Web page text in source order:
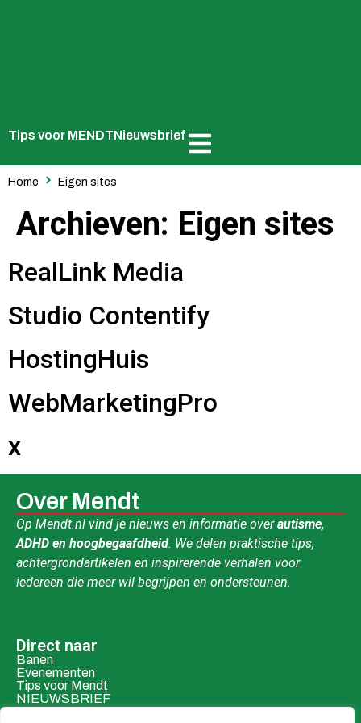
Tips voor MENDTNieuwsbrief
Home Eigen sites
Archieven: Eigen sites
RealLink Media
Studio Contentify
HostingHuis
WebMarketingPro
x
Over Mendt
Op Mendt.nl vind je nieuws en informatie overautisme,
ADHD en hoogbegaafdheid. We delen praktische tips,
achtergrondartikelen en inspirerende verhalen voor
iedereen die meer wil begrijpen en ondersteunen.
Direct naar
Banen
Evenementen
Tips voor Mendt
NIEUWSBRIEF